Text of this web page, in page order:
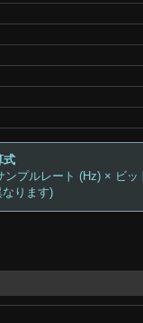
式
ンプルレート (Hz) × ビ
ります)